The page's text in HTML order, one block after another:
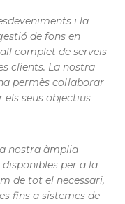
i la
de fons en
complet de serveis
clients. La nostra
permès col·laborar
seus objectius
nostra àmplia
per a la
de tot el necessari,
fins a sistemes de